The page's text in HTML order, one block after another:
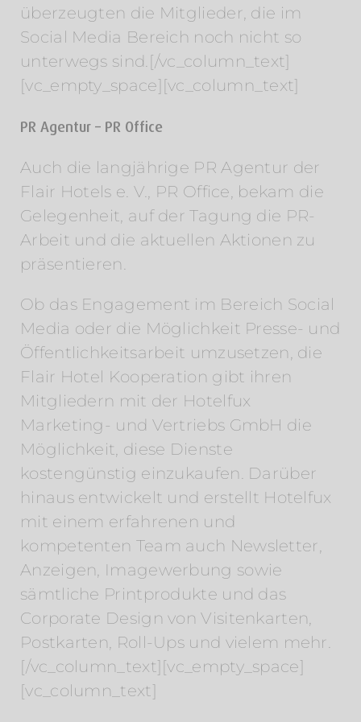
überzeugten die Mitglieder, die im
Social Media Bereich noch nicht so
unterwegs sind.[/vc_column_text]
[vc_empty_space][vc_column_text]
PR Agentur – PR Office
Auch die langjährige PR Agentur der
Flair Hotels e. V., PR Office, bekam die
Gelegenheit, auf der Tagung die PR-
Arbeit und die aktuellen Aktionen zu
präsentieren.
Ob das Engagement im Bereich Social
Media oder die Möglichkeit Presse- und
Öffentlichkeitsarbeit umzusetzen, die
Flair Hotel Kooperation gibt ihren
Mitgliedern mit der Hotelfux
Marketing- und Vertriebs GmbH die
Möglichkeit, diese Dienste
kostengünstig einzukaufen. Darüber
hinaus entwickelt und erstellt Hotelfux
mit einem erfahrenen und
kompetenten Team auch Newsletter,
Anzeigen, Imagewerbung sowie
sämtliche Printprodukte und das
Corporate Design von Visitenkarten,
Postkarten, Roll-Ups und vielem mehr.
[/vc_column_text][vc_empty_space]
[vc_column_text]